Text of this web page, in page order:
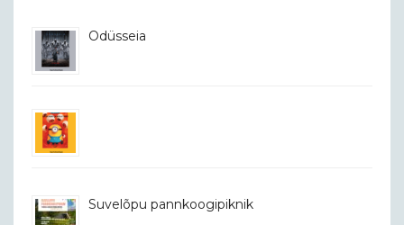
Odüsseia
Suvelõpu pannkoogipiknik